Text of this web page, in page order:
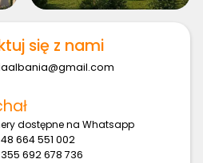
się z nami
dostępne na Whatsapp
664 551 002
692 678 736